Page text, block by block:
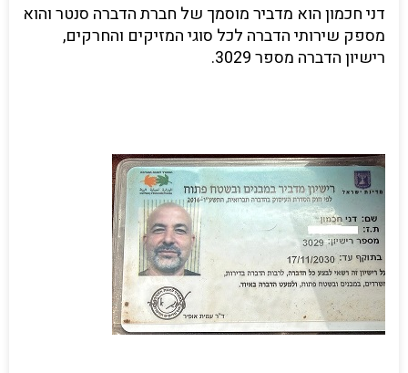
דני חכמון הוא מדביר מוסמך של חברת הדברה סנטר והוא
מספק שירותי הדברה לכל סוגי המזיקים והחרקים,
רישיון הדברה מספר 3029.